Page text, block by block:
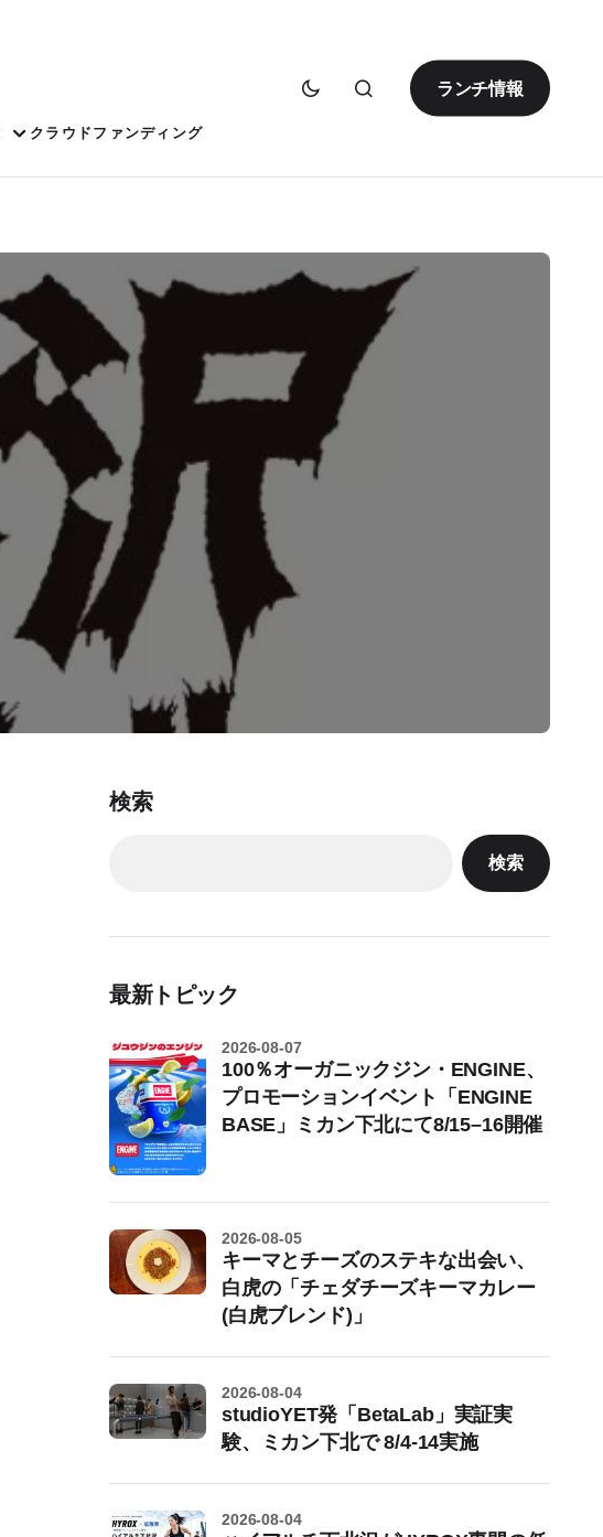
ランチ情報
クラウドファンディング
検索
検索
最新トピック
100％オーガニックジン・ENGINE、
プロモーションイベント「ENGINE
BASE」ミカン下北にて8/15–16開催
2026-08-07
キーマとチーズのステキな出会い、
白虎の「チェダチーズキーマカレー
(白虎ブレンド)」
2026-08-05
studioYET発「BetaLab」実証実
験、ミカン下北で 8/4-14実施
2026-08-04
2026-08-04